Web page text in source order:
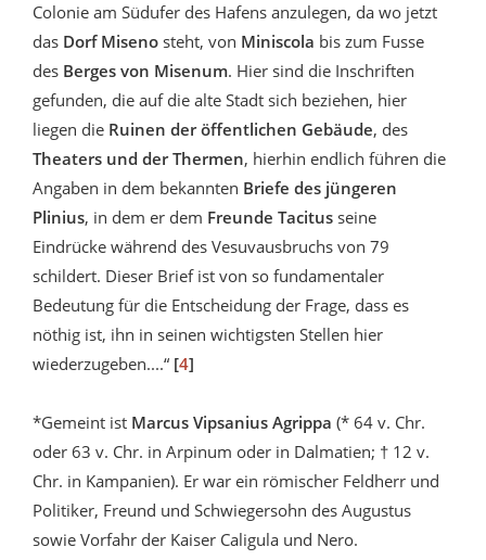
Colonie am Südufer des Hafens anzulegen, da wo jetzt
das Dorf Miseno steht, von Miniscola bis zum Fusse
des Berges von Misenum. Hier sind die Inschriften
gefunden, die auf die alte Stadt sich beziehen, hier
liegen die Ruinen der öffentlichen Gebäude, des
Theaters und der Thermen, hierhin endlich führen die
Angaben in dem bekannten Briefe des jüngeren
Plinius, in dem er dem Freunde Tacitus seine
Eindrücke während des Vesuvausbruchs von 79
schildert. Dieser Brief ist von so fundamentaler
Bedeutung für die Entscheidung der Frage, dass es
nöthig ist, ihn in seinen wichtigsten Stellen hier
wiederzugeben....“ [4]
*Gemeint ist Marcus Vipsanius Agrippa (* 64 v. Chr.
oder 63 v. Chr. in Arpinum oder in Dalmatien; † 12 v.
Chr. in Kampanien). Er war ein römischer Feldherr und
Politiker, Freund und Schwiegersohn des Augustus
sowie Vorfahr der Kaiser Caligula und Nero.